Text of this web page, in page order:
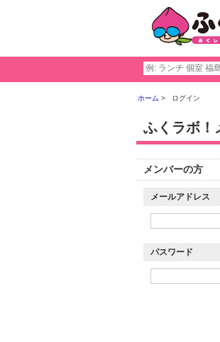
ホーム ログイン
ふくラボ！
メンバーの方
メールアドレス
パスワード